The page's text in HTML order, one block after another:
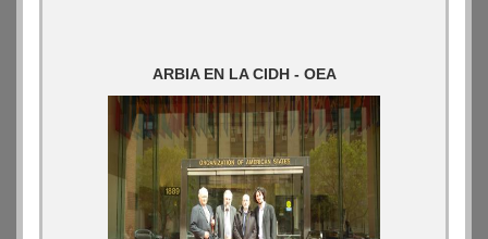
ARBIA EN LA CIDH - OEA